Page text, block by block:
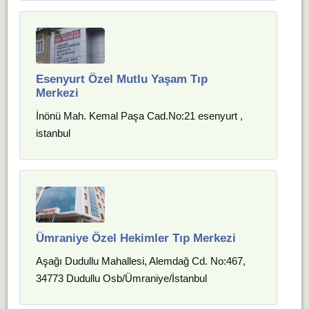
Esenyurt Özel Mutlu Yaşam Tıp
Merkezi
İnönü Mah. Kemal Paşa Cad.No:21 esenyurt ,
istanbul
Ümraniye Özel Hekimler Tıp Merkezi
Aşağı Dudullu Mahallesi, Alemdağ Cd. No:467,
34773 Dudullu Osb/Ümraniye/İstanbul